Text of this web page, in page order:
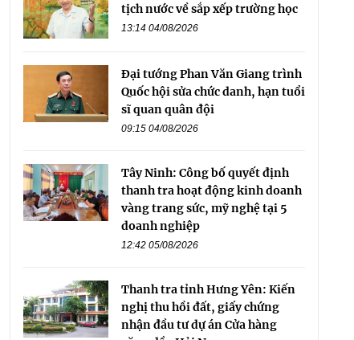
tịch nước về sắp xếp trường học
13:14 04/08/2026
Đại tướng Phan Văn Giang trình
Quốc hội sửa chức danh, hạn tuổi
sĩ quan quân đội
09:15 04/08/2026
Tây Ninh: Công bố quyết định
thanh tra hoạt động kinh doanh
vàng trang sức, mỹ nghệ tại 5
doanh nghiệp
12:42 05/08/2026
Thanh tra tỉnh Hưng Yên: Kiến
nghị thu hồi đất, giấy chứng
nhận đầu tư dự án Cửa hàng